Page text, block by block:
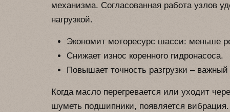
механизма. Согласованная работа узлов
нагрузкой.
Экономит моторесурс шасси: меньше
Снижает износ коренного гидронасоса.
Повышает точность разгрузки –
Когда масло перегревается или уходит
шуметь подшипники, появляется